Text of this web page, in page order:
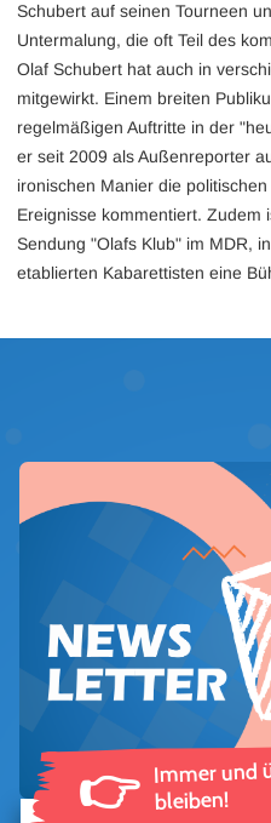
Schubert auf seinen Tourneen
Untermalung, die oft Teil des
Olaf Schubert hat auch in
mitgewirkt. Einem breiten
regelmäßigen Auftritte in der
er seit 2009 als Außenreporter
ironischen Manier die
Ereignisse kommentiert. Zudem
Sendung "Olafs Klub" im MDR,
etablierten Kabarettisten eine
👉 Immer und
bleiben!